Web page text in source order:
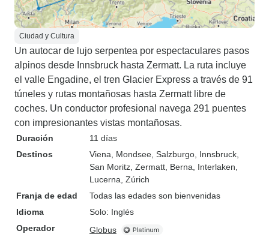
Ciudad y Cultura
Un autocar de lujo serpentea por espectaculares pasos
alpinos desde Innsbruck hasta Zermatt. La ruta incluye
el valle Engadine, el tren Glacier Express a través de 91
túneles y rutas montañosas hasta Zermatt libre de
coches. Un conductor profesional navega 291 puentes
con impresionantes vistas montañosas.
Duración
11 días
Destinos
Viena , Mondsee , Salzburgo , Innsbruck
San Moritz , Zermatt , Berna , Interlaken
Lucerna , Zúrich
Franja de edad
Todas las edades son bienvenidas
Idioma
Solo: Inglés
Operador
Globus